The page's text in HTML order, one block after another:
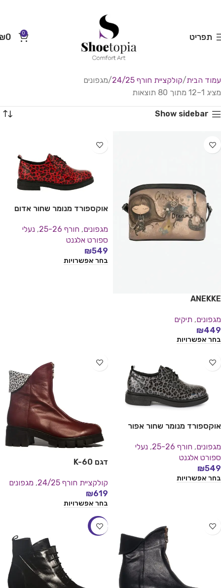
תפריט 0
0
עמוד הבית קולקציית חורף 24/25
מגפונים
מציג 1–12 מתוך 80 תוצאות
Show sidebar
ANEKKE
מגפונים, תיקים
₪449
בחר אפשרויות
אוקספורד מנומר שחור אדום
מגפונים, חורף 25-26 , נעלי
ספורט אלגנט
₪549
בחר אפשרויות
אוקספורד מנומר שחור אפור
מגפונים, חורף 25-26 , נעלי
ספורט אלגנט
₪549
בחר אפשרויות
דגם K-60
קולקציית חורף 24/25 , מגפונים
₪619
בחר אפשרויות
-18%